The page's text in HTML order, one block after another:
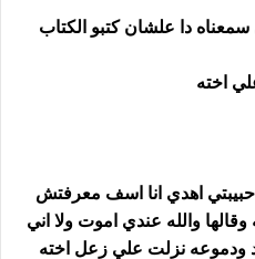
دا علشان كتبو الكتاب
اخته
حبيبتي اهدي انا اسف معرفتش
والله عندي اموت ولا اني
ودموعه نزلت علي زعل اخته